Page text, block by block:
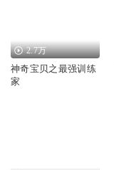
2.7万
神奇宝贝之最强训练
家